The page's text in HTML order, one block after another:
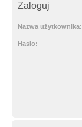
Zaloguj
Nazwa użytkownika:
Hasło: